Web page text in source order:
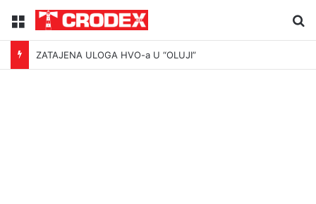
Menu
ZATAJENA ULOGA HVO-a U “OLUJI”